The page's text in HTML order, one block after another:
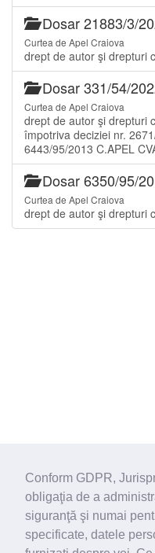
Conform GDPR,
obligaţia de a
siguranţă şi numai
specificate, datele
Dosar 21883/3/
Curtea de Apel Craiova
drept de autor şi drepturi
Dosar 331/54/
Curtea de Apel Craiova
drept de autor şi drepturi
împotriva deciziei nr.
6443/95/2013 C.APEL
Dosar 6350/95/
Curtea de Apel Craiova
drept de autor şi drepturi